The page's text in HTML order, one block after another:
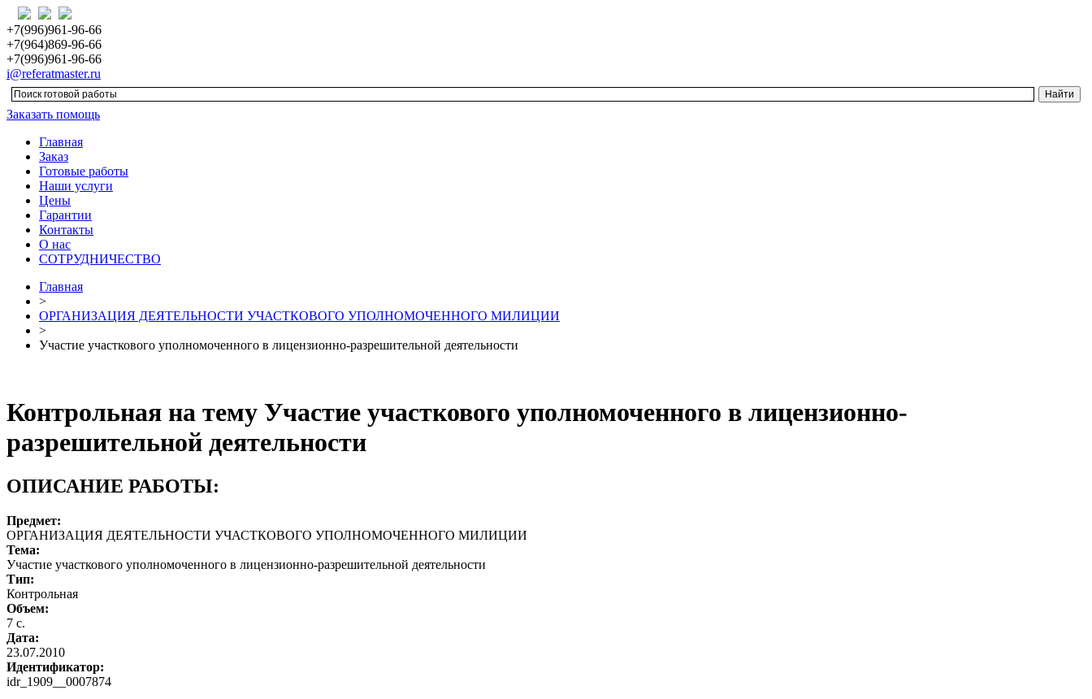
+7(996)961-96-66
+7(964)869-96-66
+7(996)961-96-66
i@referatmaster.ru
Заказать помощь
Главная
Заказ
Готовые работы
Наши услуги
Цены
Гарантии
Контакты
О нас
СОТРУДНИЧЕСТВО
Главная
>
ОРГАНИЗАЦИЯ ДЕЯТЕЛЬНОСТИ УЧАСТКОВОГО УПОЛНОМОЧЕННОГО МИЛИЦИИ
>
Участие участкового уполномоченного в лицензионно-разрешительной деятельности
Контрольная на тему Участие участкового уполномоченного в лицензионно-
разрешительной деятельности
ОПИСАНИЕ РАБОТЫ:
Предмет:
ОРГАНИЗАЦИЯ ДЕЯТЕЛЬНОСТИ УЧАСТКОВОГО УПОЛНОМОЧЕННОГО МИЛИЦИИ
Тема:
Участие участкового уполномоченного в лицензионно-разрешительной деятельности
Тип:
Контрольная
Объем:
7 с.
Дата:
23.07.2010
Идентификатор:
idr_1909__0007874